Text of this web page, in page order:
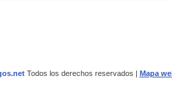
Todos los derechos reservados | Mapa